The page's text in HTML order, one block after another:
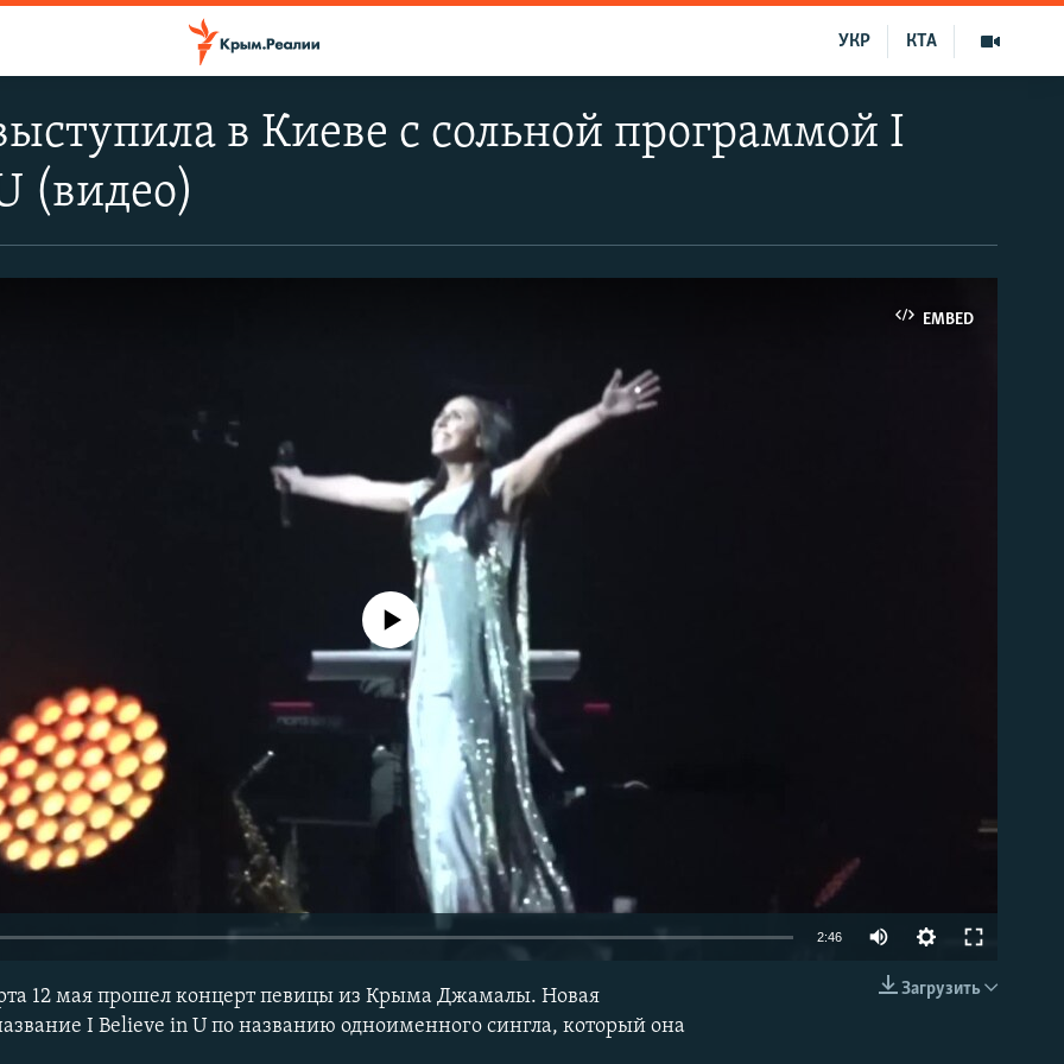
КТА
УКР
в Киеве с сольной программой I
(видео)
EMBED
EMBED
No media source currently available
2:46
Загрузить
12 мая прошел концерт певицы из Крыма Джамалы. Новая
I Believe in U по названию одноименного сингла, который она